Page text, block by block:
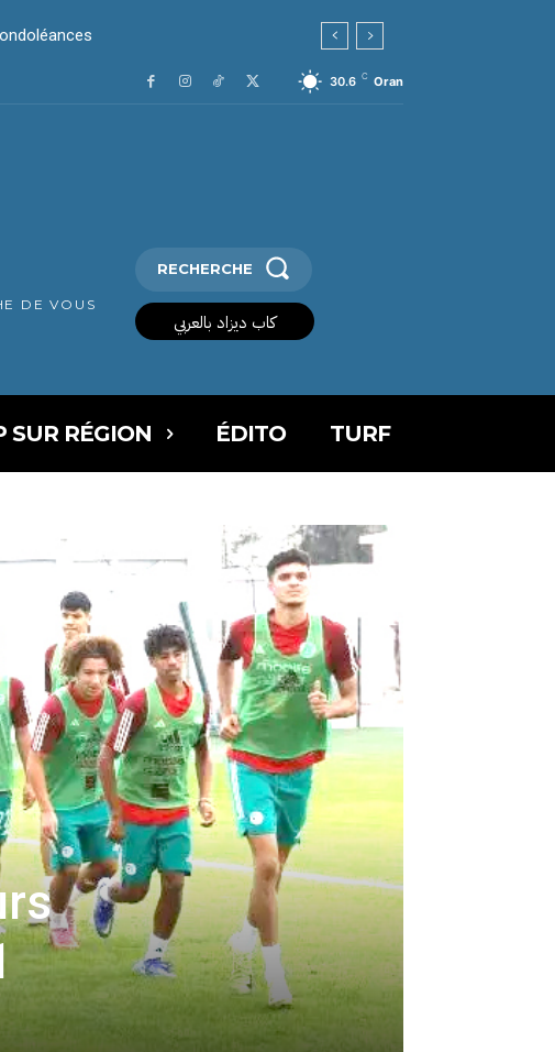
30.6 C Oran
DE VOUS
RECHERCHE
كاب ديزاد بالعربي
SUR RÉGION ÉDITO TURF